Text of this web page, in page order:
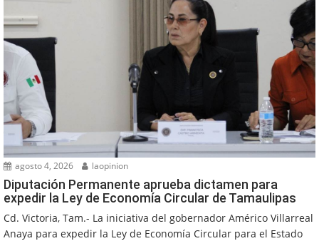
agosto 4, 2026 laopinion
Diputación Permanente aprueba dictamen para
expedir la Ley de Economía Circular de Tamaulipas
Cd. Victoria, Tam.- La iniciativa del gobernador Américo Villarreal
Anaya para expedir la Ley de Economía Circular para el Estado